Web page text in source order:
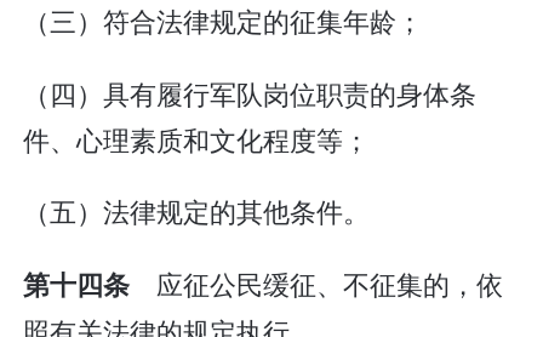
（三）符合法律规定的征集年龄；
（四）具有履行军队岗位职责的身体条
件、心理素质和文化程度等；
（五）法律规定的其他条件。
第十四条 应征公民缓征、不征集的，依